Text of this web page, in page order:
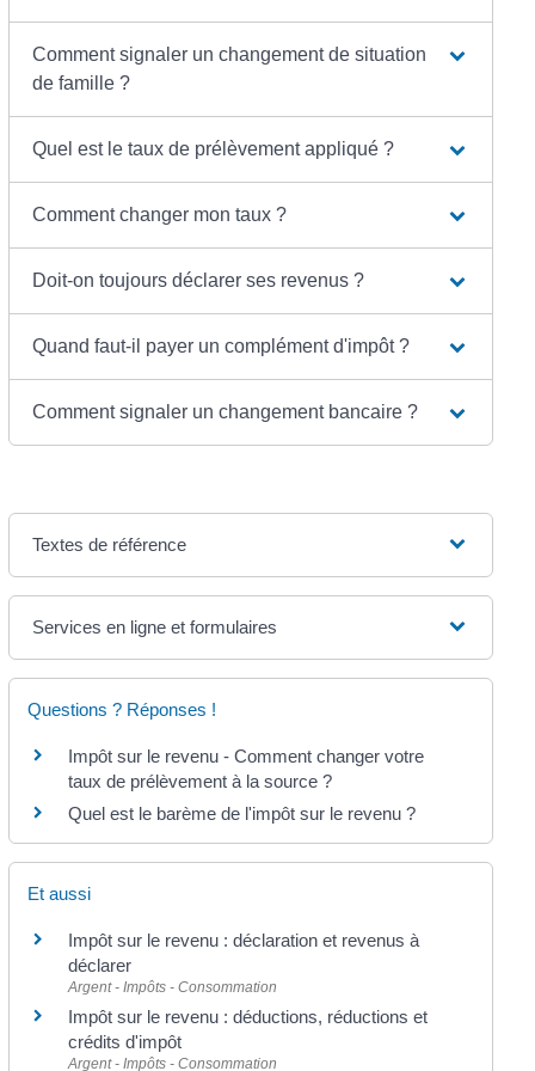
Comment signaler un changement de situation
de famille ?
Quel est le taux de prélèvement appliqué ?
Comment changer mon taux ?
Doit-on toujours déclarer ses revenus ?
Quand faut-il payer un complément d'impôt ?
Comment signaler un changement bancaire ?
Textes de référence
Services en ligne et formulaires
Questions ? Réponses !
Impôt sur le revenu - Comment changer votre
taux de prélèvement à la source ?
Quel est le barème de l'impôt sur le revenu ?
Et aussi
Impôt sur le revenu : déclaration et revenus à
déclarer
Argent - Impôts - Consommation
Impôt sur le revenu : déductions, réductions et
crédits d'impôt
Argent - Impôts - Consommation